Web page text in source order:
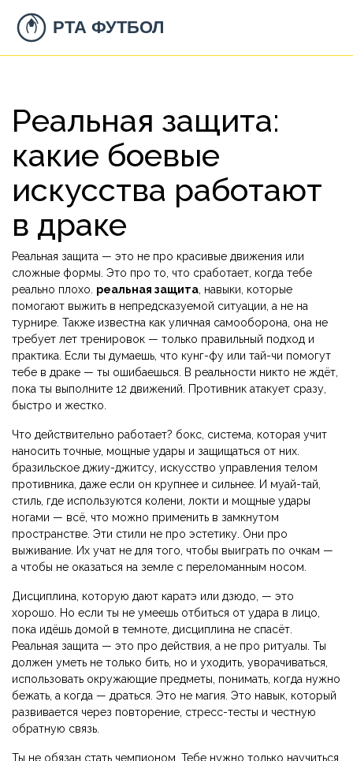
Реальная защита:
какие боевые
искусства работают
в драке
Реальная защита — это не про красивые движения или
сложные формы. Это про то, что сработает, когда тебе
реально плохо. реальная защита навыки, которые
помогают выжить в непредсказуемой ситуации, а не на
турнире . Также известна как уличная самооборона , она не
требует лет тренировок — только правильный подход и
практика . Если ты думаешь, что кунг-фу или тай-чи помогут
тебе в драке — ты ошибаешься. В реальности никто не ждёт,
пока ты выполните 12 движений. Противник атакует сразу,
быстро и жестко.
Что действительно работает? бокс система, которая учит
наносить точные, мощные удары и защищаться от них
бразильское джиу-джитсу искусство управления телом
противника, даже если он крупнее и сильнее . И муай-тай
стиль, где используются колени, локти и мощные удары
ногами — всё, что можно применить в замкнутом
пространстве . Эти стили не про эстетику. Они про
выживание. Их учат не для того, чтобы выиграть по очкам —
а чтобы не оказаться на земле с переломанным носом.
Дисциплина, которую дают каратэ или дзюдо, — это
хорошо. Но если ты не умеешь отбиться от удара в лицо,
пока идёшь домой в темноте, дисциплина не спасёт.
Реальная защита — это про действия, а не про ритуалы. Ты
должен уметь не только бить, но и уходить, уворачиваться,
использовать окружающие предметы, понимать, когда нужно
бежать, а когда — драться. Это не магия. Это навык, который
развивается через повторение, стресс-тесты и честную
обратную связь.
Ты не обязан стать чемпионом. Тебе нужно только научиться